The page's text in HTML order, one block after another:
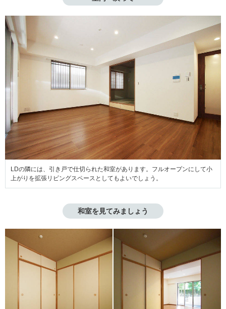
LDの隣には、引き戸で仕切られた和室があります。フルオープンにして小
上がりを拡張リビングスペースとしてもよいでしょう。
和室を見てみましょう